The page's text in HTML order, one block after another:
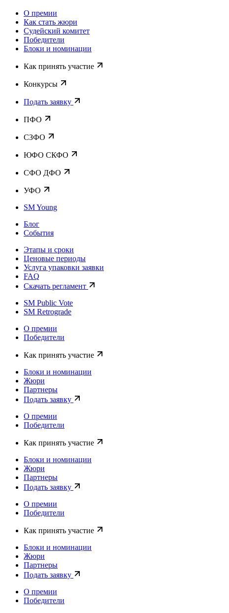
О премии
Как стать жюри
Судейский комитет
Победители
Блоки и номинации
Как принять участие
Конкурсы
Подать заявку
ПФО
СЗФО
ЮФО СКФО
CФО ДФО
УФО
SM Young
Блог
События
Этапы и сроки
Ценовые периоды
Услуга упаковки заявки
FAQ
Скачать регламент
SM Public Vote
SM Retrograde
О премии
Победители
Как принять участие
Блоки и номинации
Жюри
Партнеры
Подать заявку
О премии
Победители
Как принять участие
Блоки и номинации
Жюри
Партнеры
Подать заявку
О премии
Победители
Как принять участие
Блоки и номинации
Жюри
Партнеры
Подать заявку
О премии
Победители